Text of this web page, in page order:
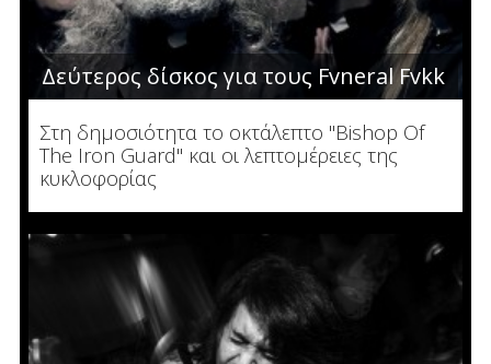
Δεύτερος δίσκος για τους Fvneral Fvkk
Στη δημοσιότητα το οκτάλεπτο "Bishop Of
The Iron Guard" και οι λεπτομέρειες της
κυκλοφορίας